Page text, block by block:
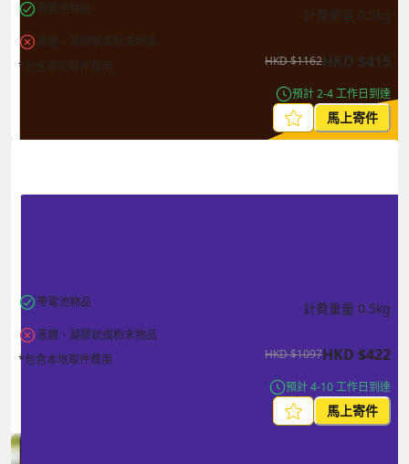
帶電池物品
液體、凝膠狀或粉末物品
*包含本地取件費用
計費重量 0.5kg
HKD$1162HKD $415
預計 2-4 工作日到達
馬上寄件
帶電池物品
液體、凝膠狀或粉末物品
*包含本地取件費用
計費重量 0.5kg
HKD$1097HKD $422
預計 4-10 工作日到達
馬上寄件